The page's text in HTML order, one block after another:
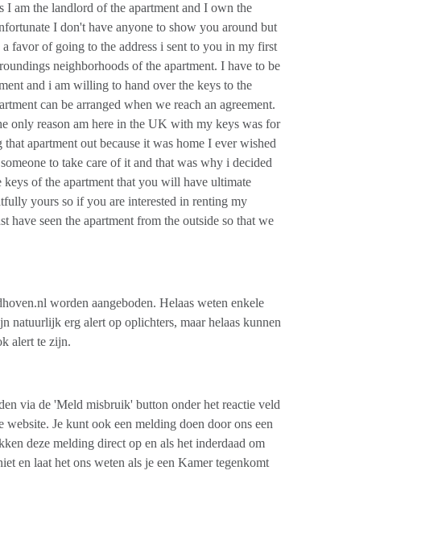
I am the landlord of the apartment and I own the
I don't have anyone to show you around but
favor of going to the address i sent to you in my first
neighborhoods of the apartment. I have to be
and i am willing to hand over the keys to the
can be arranged when we reach an agreement.
only reason am here in the UK with my keys was for
apartment out because it was home I ever wished
to take care of it and that was why i decided
of the apartment that you will have ultimate
yours so if you are interested in renting my
have seen the apartment from the outside so that we
worden aangeboden. Helaas weten enkele
natuurlijk erg alert op oplichters, maar helaas kunnen
alert te zijn.
via de 'Meld misbruik' button onder het reactie veld
Je kunt ook een melding doen door ons een
deze melding direct op en als het inderdaad om
en laat het ons weten als je een Kamer tegenkomt